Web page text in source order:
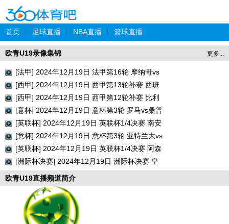
首页 足球直播 NBA直播 篮球直播
更多...
欧青U19录像集锦
[法甲] 2024年12月19日 法甲第16轮 摩纳哥vs
巴黎圣日耳曼 全场录像回放
[西甲] 2024年12月19日 西甲第13轮补赛 西班
牙人vs瓦伦西亚 全场录像回放
[西甲] 2024年12月19日 西甲第12轮补赛 比利
亚雷亚尔vs巴列卡诺 全场录像回放
[意杯] 2024年12月19日 意杯第3轮 罗马vs桑普
多利亚 全场录像回放
[英联杯] 2024年12月19日 英联杯1/4决赛 南安
普顿vs利物浦 全场录像回放
[意杯] 2024年12月19日 意杯第3轮 亚特兰大vs
切塞纳 全场录像回放
[英联杯] 2024年12月19日 英联杯1/4决赛 阿森
纳vs水晶宫 全场录像回放
[洲际杯决赛] 2024年12月19日 洲际杯决赛 皇
家马德里vs帕丘卡 全场录像回放
欧青U19直播频道简介